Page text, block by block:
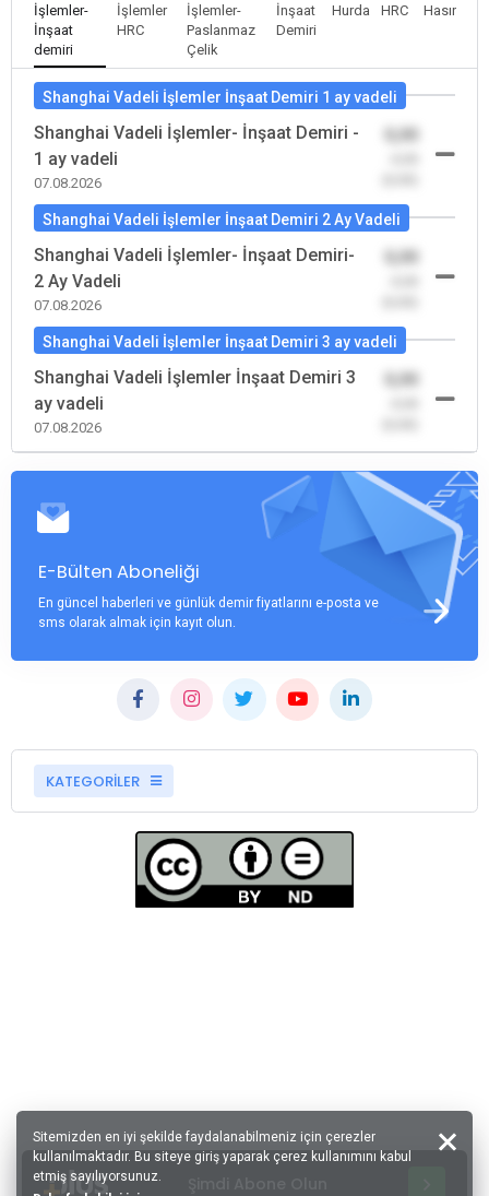
İşlemler-
İnşaat
demiri
İşlemler
HRC
İşlemler-
Paslanmaz
Çelik
İnşaat
Demiri
Hurda
HRC
Hasır
Shanghai Vadeli İşlemler İnşaat Demiri 1 ay vadeli
Shanghai Vadeli İşlemler- İnşaat Demiri -
1 ay vadeli
07.08.2026
0,00
Shanghai Vadeli İşlemler İnşaat Demiri 2 Ay Vadeli
Shanghai Vadeli İşlemler- İnşaat Demiri-
2 Ay Vadeli
07.08.2026
0,00
Shanghai Vadeli İşlemler İnşaat Demiri 3 ay vadeli
Shanghai Vadeli İşlemler İnşaat Demiri 3
ay vadeli
07.08.2026
0,00
E-Bülten Aboneliği
En güncel haberleri ve günlük demir fiyatlarını e-posta ve
sms olarak almak için kayıt olun.
KATEGORİLER
Sitemizden en iyi şekilde faydalanabilmeniz için çerezler
kullanılmaktadır. Bu siteye giriş yaparak çerez kullanımını kabul
etmiş sayılıyorsunuz.